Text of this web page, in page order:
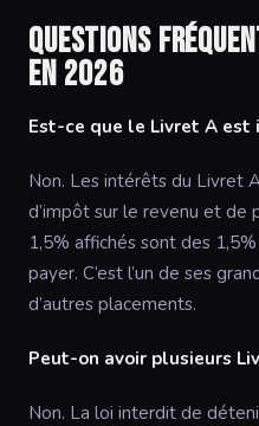
Questions
en 2026
Est-ce que le Livret A est
Non. Les intérêts du Livret
d’impôt sur le revenu et de
1,5% affichés sont des
payer. C’est l’un de ses
d’autres placements.
Peut-on avoir plusieurs
Non. La loi interdit de